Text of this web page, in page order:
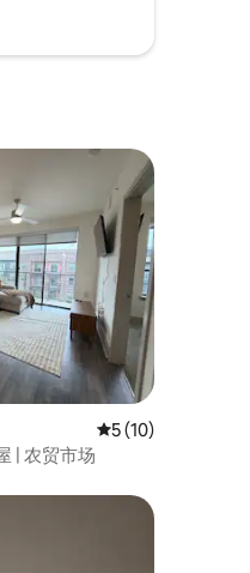
条评价
平均评分 5 分（满
5 (10)
| 农贸市场